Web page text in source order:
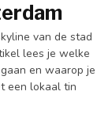
van de stad
lees je welke
en waarop je
een lokaal tin